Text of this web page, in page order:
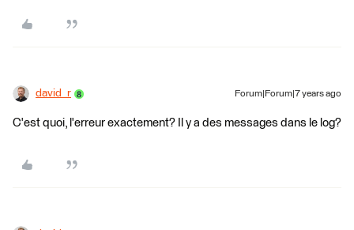
david_r Forum|Forum|7 years ago
C'est quoi, l'erreur exactement? Il y a des messages dans le log?